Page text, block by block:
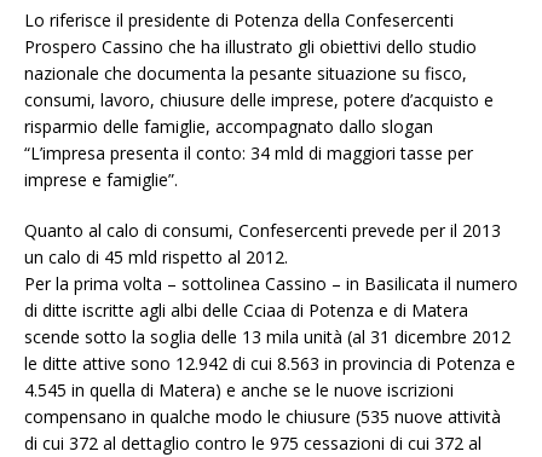
Lo riferisce il presidente di Potenza della Confesercenti
Prospero Cassino che ha illustrato gli obiettivi dello studio
nazionale che documenta la pesante situazione su fisco,
consumi, lavoro, chiusure delle imprese, potere d’acquisto e
risparmio delle famiglie, accompagnato dallo slogan
“L’impresa presenta il conto: 34 mld di maggiori tasse per
imprese e famiglie”.
Quanto al calo di consumi, Confesercenti prevede per il 2013
un calo di 45 mld rispetto al 2012.
Per la prima volta – sottolinea Cassino – in Basilicata il numero
di ditte iscritte agli albi delle Cciaa di Potenza e di Matera
scende sotto la soglia delle 13 mila unità (al 31 dicembre 2012
le ditte attive sono 12.942 di cui 8.563 in provincia di Potenza e
4.545 in quella di Matera) e anche se le nuove iscrizioni
compensano in qualche modo le chiusure (535 nuove attività
di cui 372 al dettaglio contro le 975 cessazioni di cui 372 al